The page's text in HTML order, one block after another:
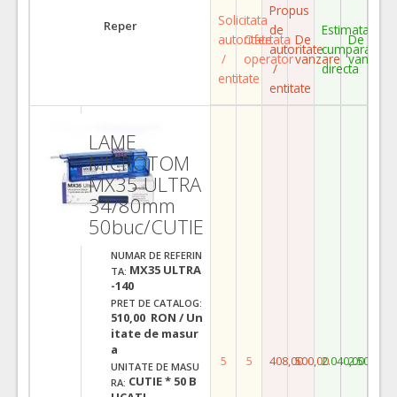
Reper
Solicitata
autoritate
/
entitate
Ofertata
operator
Propus
de
autoritate
/
entitate
De
vanzare
Estimata
cumparare
directa
De
vanzare
LAME
MICROTOM
MX35 ULTRA
34/80mm
50buc/CUTIE
NUMAR DE REFERIN
TA: MX35 ULTRA
-140
PRET DE CATALOG:
510,00 RON / Un
itate de masur
a
UNITATE DE MASU
RA: CUTIE * 50 B
5 5 408,00500,002.040,002.500,00